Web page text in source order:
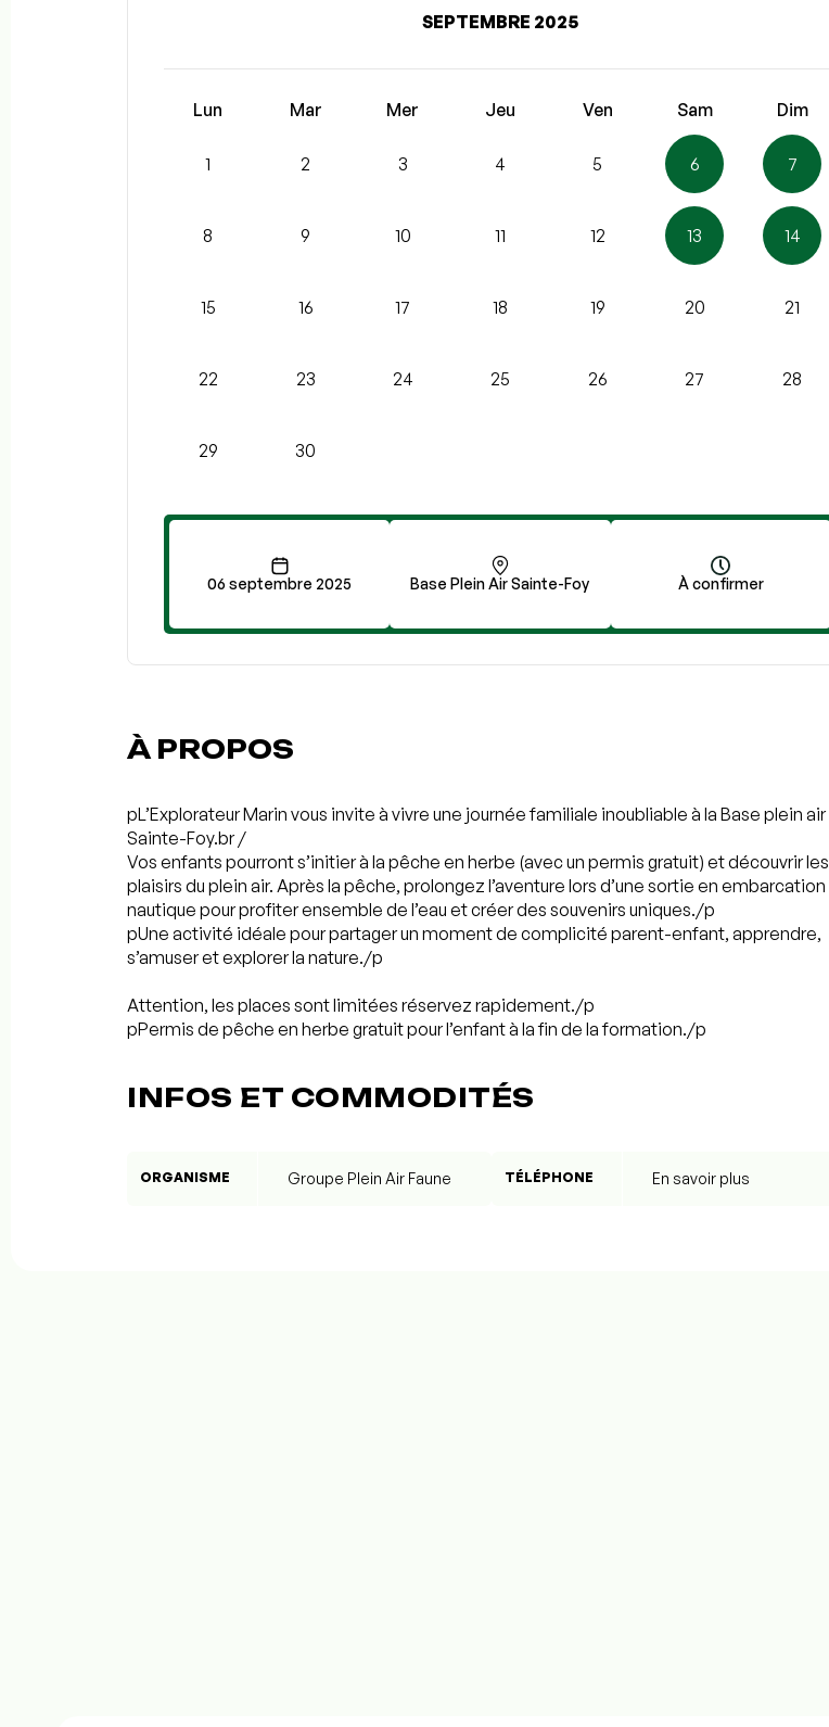
SEPTEMBRE 2025
Lun Mar Mer Jeu Ven Sam Dim
1 2 3 4 5 6 7
8 9 10 11 12 13 14
15 16 17 18 19 20 21
22 23 24 25 26 27 28
29 30
06 septembre 2025 Base Plein Air Sainte-Foy À confirmer
À PROPOS
pL’Explorateur Marin vous invite à vivre une journée familiale inoubliable à la Base plein air
Sainte-Foy.br /
Vos enfants pourront s’initier à la pêche en herbe (avec un permis gratuit) et découvrir les
plaisirs du plein air. Après la pêche, prolongez l’aventure lors d’une sortie en embarcation
nautique pour profiter ensemble de l’eau et créer des souvenirs uniques./p
pUne activité idéale pour partager un moment de complicité parent-enfant, apprendre,
s’amuser et explorer la nature./p
Attention, les places sont limitées réservez rapidement./p
pPermis de pêche en herbe gratuit pour l’enfant à la fin de la formation./p
INFOS ET COMMODITÉS
ORGANISME Groupe Plein Air Faune TÉLÉPHONE En savoir plus